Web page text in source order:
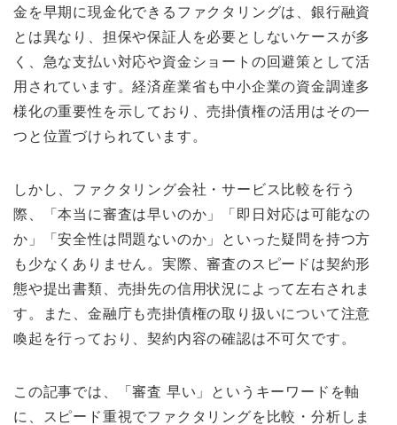
金を早期に現金化できるファクタリングは、銀行融資
とは異なり、担保や保証人を必要としないケースが多
く、急な支払い対応や資金ショートの回避策として活
用されています。経済産業省も中小企業の資金調達多
様化の重要性を示しており、売掛債権の活用はその一
つと位置づけられています。
しかし、ファクタリング会社・サービス比較を行う
際、「本当に審査は早いのか」「即日対応は可能なの
か」「安全性は問題ないのか」といった疑問を持つ方
も少なくありません。実際、審査のスピードは契約形
態や提出書類、売掛先の信用状況によって左右されま
す。また、金融庁も売掛債権の取り扱いについて注意
喚起を行っており、契約内容の確認は不可欠です。
この記事では、「審査 早い」というキーワードを軸
に、スピード重視でファクタリングを比較・分析しま